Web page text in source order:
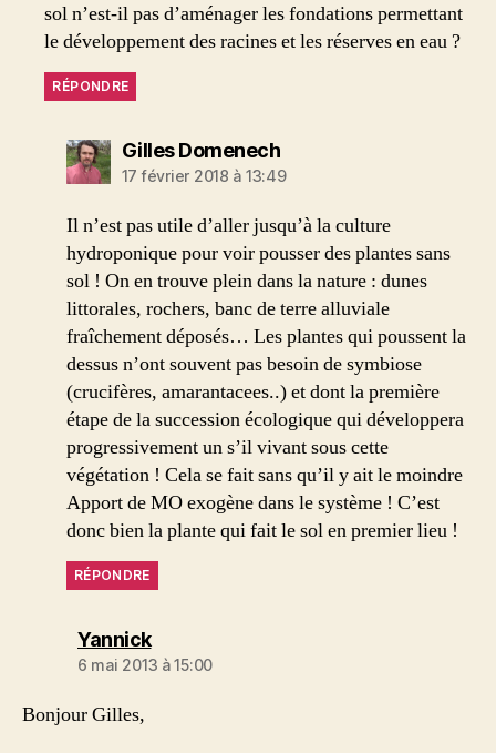
sol n’est-il pas d’aménager les fondations permettant
le développement des racines et les réserves en eau ?
RÉPONDRE
Gilles Domenechdit :
17 février 2018 à 13:49
Il n’est pas utile d’aller jusqu’à la culture
hydroponique pour voir pousser des plantes sans
sol ! On en trouve plein dans la nature : dunes
littorales, rochers, banc de terre alluviale
fraîchement déposés… Les plantes qui poussent la
dessus n’ont souvent pas besoin de symbiose
(crucifères, amarantacees..) et dont la première
étape de la succession écologique qui développera
progressivement un s’il vivant sous cette
végétation ! Cela se fait sans qu’il y ait le moindre
Apport de MO exogène dans le système ! C’est
donc bien la plante qui fait le sol en premier lieu !
RÉPONDRE
Yannickdit :
6 mai 2013 à 15:00
Bonjour Gilles,